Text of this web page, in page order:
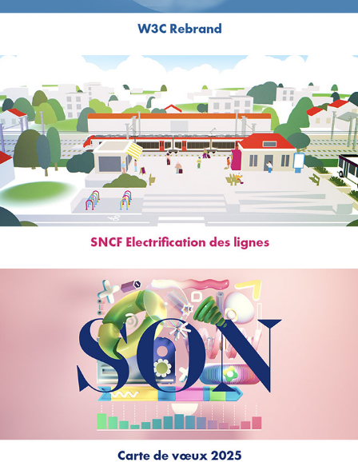
SNCF Electrification
Carte de voeux 2025